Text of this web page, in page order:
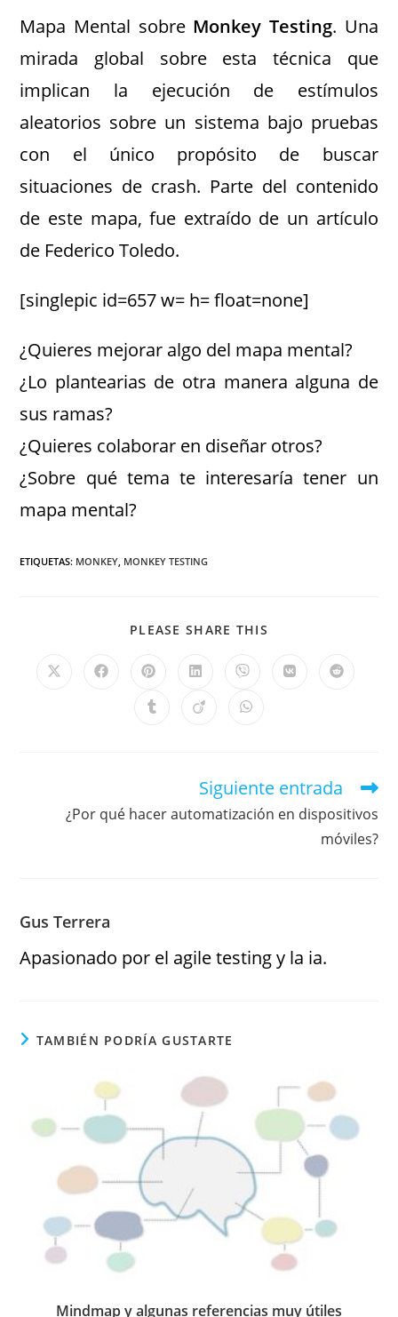
Mapa Mental sobre Monkey Testing. Una
mirada global sobre esta técnica que
implican la ejecución de estímulos
aleatorios sobre un sistema bajo pruebas
con el único propósito de buscar
situaciones de crash. Parte del contenido
de este mapa, fue extraído de un artículo
de Federico Toledo.
[singlepic id=657 w= h= float=none]
¿Quieres mejorar algo del mapa mental?
¿Lo plantearias de otra manera alguna de
sus ramas?
¿Quieres colaborar en diseñar otros?
¿Sobre qué tema te interesaría tener un
mapa mental?
ETIQUETAS: MONKEY, MONKEY TESTING
PLEASE SHARE THIS
Siguiente entrada
¿Por qué hacer automatización en dispositivos
móviles?
Gus Terrera
Apasionado por el agile testing y la ia.
TAMBIÉN PODRÍA GUSTARTE
Mindmap y algunas referencias muy útiles